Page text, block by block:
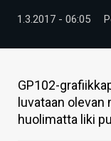
TIETOA
HINTA.FI
1.3.2017 - 06:05
GP102-
luvataan olevan
huolimatta liki